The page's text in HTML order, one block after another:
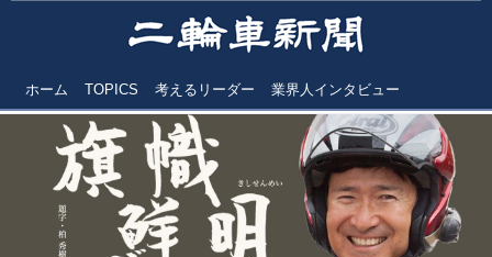
ホーム TOPICS 考えるリーダー 業界人インタビュー